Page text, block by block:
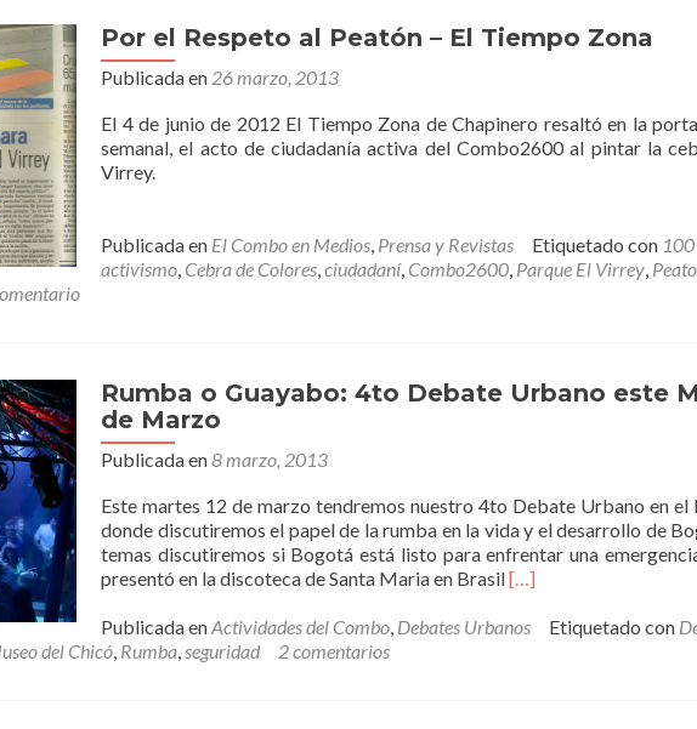
Por el Respeto al Peatón – El Tiempo Zona
Publicada en 26 marzo, 2013
El 4 de junio de 2012 El Tiempo Zona de Chapinero resaltó en la
semanal, el acto de ciudadanía activa del Combo2600 al pintar la
Virrey.
Publicada en El Combo en Medios, Prensa y Revistas Etiquetado con
activismo, Cebra de Colores,ciudadaní, Combo2600, Parque El Virrey,
Rumba o Guayabo: 4to Debate Urbano este
de Marzo
Publicada en8 marzo, 2013
Este martes 12 de marzo tendremos nuestro 4to Debate Urbano en el
donde discutiremos el papel de la rumba en la vida y el desarrollo de
temas discutiremos si Bogotá está listo para enfrentar una
presentó en la discoteca de Santa Maria en BrasilLeer
o
[…]
Publicada enActividades del Combo, Debates Urbanos Etiquetado con
del Chicó, Rumba,seguridad 2 comentarios